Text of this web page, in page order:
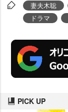
妻夫木聡
ドラマ
PICK UP